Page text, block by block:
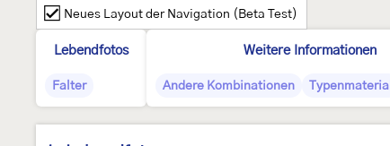
Neues Layout der Navigation (Beta Test)
Lebendfotos
Falter
Weitere Informationen
Andere Kombinationen Typenmaterial